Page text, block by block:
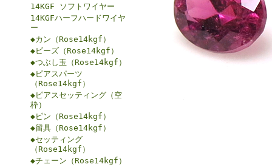
14KGF ソフトワイヤー
14KGFハーフハードワイヤ
ー
◆カン（Rose14kgf）
◆ビーズ（Rose14kgf）
◆つぶし玉（Rose14kgf）
◆ピアスパーツ
（Rose14kgf）
◆ピアスセッティング（空
枠）
◆ピン（Rose14kgf）
◆留具（Rose14kgf）
◆セッティング
（Rose14kgf）
◆チェーン（Rose14kgf）